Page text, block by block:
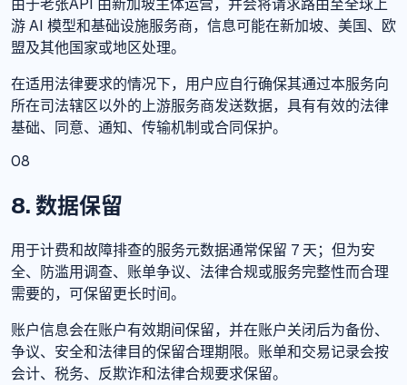
游 AI 模型和基础设施服务商，信息可能在新加坡、美国、欧
盟及其他国家或地区处理。
在适用法律要求的情况下，用户应自行确保其通过本服务向
所在司法辖区以外的上游服务商发送数据，具有有效的法律
基础、同意、通知、传输机制或合同保护。
08
8. 数据保留
用于计费和故障排查的服务元数据通常保留 7 天；但为安
全、防滥用调查、账单争议、法律合规或服务完整性而合理
需要的，可保留更长时间。
账户信息会在账户有效期间保留，并在账户关闭后为备份、
争议、安全和法律目的保留合理期限。账单和交易记录会按
会计、税务、反欺诈和法律合规要求保留。